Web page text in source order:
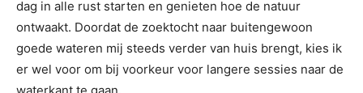
dag in alle rust starten en genieten hoe de natuur
ontwaakt. Doordat de zoektocht naar buitengewoon
goede wateren mij steeds verder van huis brengt, kies ik
er wel voor om bij voorkeur voor langere sessies naar de